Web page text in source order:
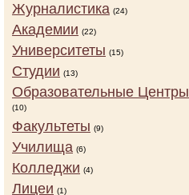
Журналистика (24)
Академии (22)
Университеты (15)
Студии (13)
Образовательные Центры
(10)
Факультеты (9)
Училища (6)
Колледжи (4)
Лицеи (1)